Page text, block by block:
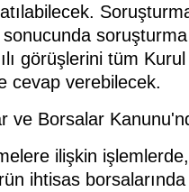
görüşlerini tüm
cevap verebilecek.
Borsalar
ilişkin
ihtisas borsalarında